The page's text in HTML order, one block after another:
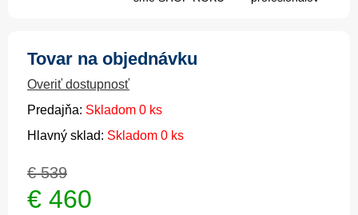
Tovar na objednávku
Overiť dostupnosť
Predajňa: Skladom 0 ks
Hlavný sklad: Skladom 0 ks
€ 539
€ 460